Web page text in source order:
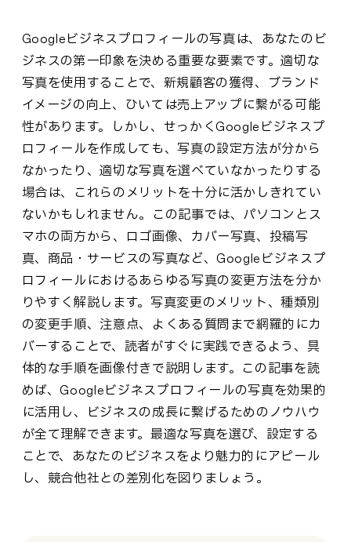
Googleビジネスプロフィールの写真は、あなたのビ
ジネスの第一印象を決める重要な要素です。適切な
写真を使用することで、新規顧客の獲得、ブランド
イメージの向上、ひいては売上アップに繋がる可能
性があります。しかし、せっかくGoogleビジネスプ
ロフィールを作成しても、写真の設定方法が分から
なかったり、適切な写真を選べていなかったりする
場合は、これらのメリットを十分に活かしきれてい
ないかもしれません。この記事では、パソコンとス
マホの両方から、ロゴ画像、カバー写真、投稿写
真、商品・サービスの写真など、Googleビジネスプ
ロフィールにおけるあらゆる写真の変更方法を分か
りやすく解説します。写真変更のメリット、種類別
の変更手順、注意点、よくある質問まで網羅的にカ
バーすることで、読者がすぐに実践できるよう、具
体的な手順を画像付きで説明します。この記事を読
めば、Googleビジネスプロフィールの写真を効果的
に活用し、ビジネスの成長に繋げるためのノウハウ
が全て理解できます。最適な写真を選び、設定する
ことで、あなたのビジネスをより魅力的にアピール
し、競合他社との差別化を図りましょう。